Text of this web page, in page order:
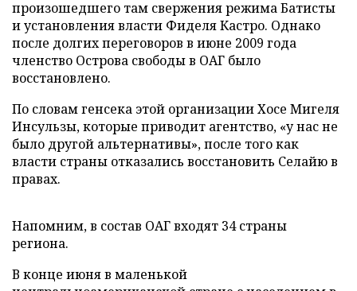
произошедшего там свержения режима Батисты
и установления власти Фиделя Кастро. Однако
после долгих переговоров в июне 2009 года
членство Острова свободы в ОАГ было
восстановлено.
По словам генсека этой организации Хосе Мигеля
Инсульзы, которые приводит агентство, «у нас не
было другой альтернативы», после того как
власти страны отказались восстановить Селайю в
правах.
Напомним, в состав ОАГ входят 34 страны
региона.
В конце июня в маленькой